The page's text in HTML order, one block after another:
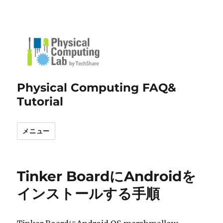
Physical Computing FAQ&
Tutorial
メニュー
Tinker BoardにAndroidを
インストールする手順